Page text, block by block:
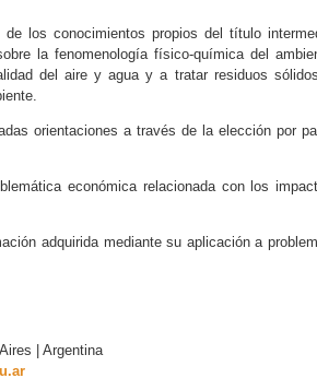
los conocimientos propios del título
la fenomenología físico-química del
del aire y agua y a tratar residuos
orientaciones a través de la elección por
económica relacionada con los
adquirida mediante su aplicación a
| Argentina